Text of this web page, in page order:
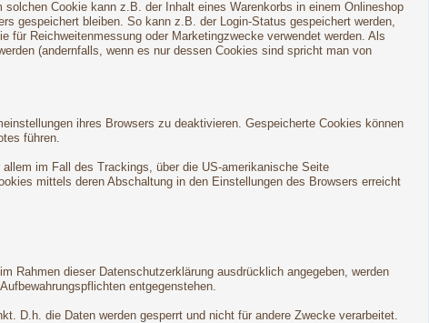
Cookie kann z.B. der Inhalt eines Warenkorbs in einem Onlineshop
gespeichert bleiben. So kann z.B. der Login-Status gespeichert werden,
für Reichweitenmessung oder Marketingzwecke verwendet werden. Als
(andernfalls, wenn es nur dessen Cookies sind spricht man von
ihres Browsers zu deaktivieren. Gespeicherte Cookies können
führen.
im Fall des Trackings, über die US-amerikanische Seite
mittels deren Abschaltung in den Einstellungen des Browsers erreicht
Rahmen dieser Datenschutzerklärung ausdrücklich angegeben, werden
entgegenstehen.
D.h. die Daten werden gesperrt und nicht für andere Zwecke verarbeitet.